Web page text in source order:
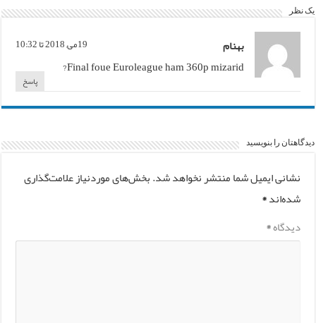
یک نظر
بهنام 19می, 2018 تا 10:32
Final foue Euroleague ham 360p mizarid?
پاسخ
دیدگاهتان را بنویسید
نشانی ایمیل شما منتشر نخواهد شد.بخش‌های موردنیاز علامت‌گذاری
شده‌اند*
دیدگاه*